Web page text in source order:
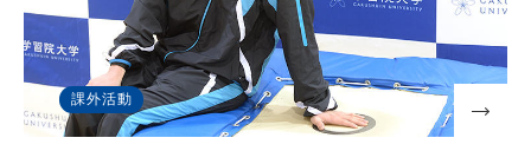
課外活動